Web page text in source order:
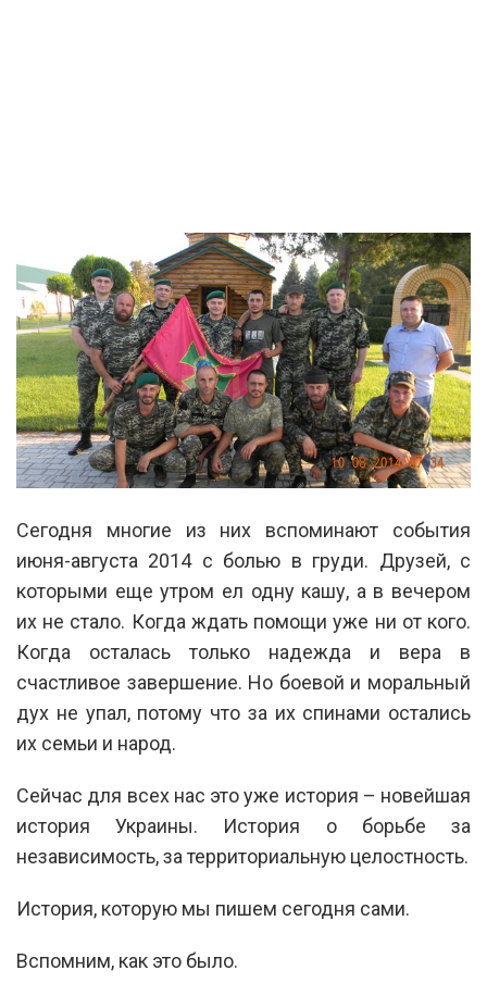
Сегодня многие из них вспоминают события
июня-августа 2014 с болью в груди. Друзей, с
которыми еще утром ел одну кашу, а в вечером
их не стало. Когда ждать помощи уже ни от кого.
Когда осталась только надежда и вера в
счастливое завершение. Но боевой и моральный
дух не упал, потому что за их спинами остались
их семьи и народ.
Сейчас для всех нас это уже история – новейшая
история Украины. История о борьбе за
независимость, за территориальную целостность.
История, которую мы пишем сегодня сами.
Вспомним, как это было.